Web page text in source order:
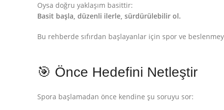
Oysa doğru yaklaşım basittir:
Basit başla, düzenli ilerle, sürdürülebilir ol.
Bu rehberde sıfırdan başlayanlar için spor ve
🎯 Önce Hedefini Netleştir
Spora başlamadan önce kendine şu soruyu sor: